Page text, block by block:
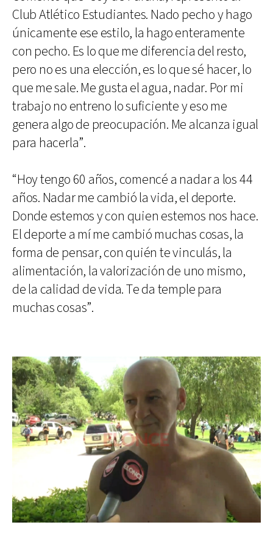
Club Atlético Estudiantes. Nado pecho y hago
únicamente ese estilo, la hago enteramente
con pecho. Es lo que me diferencia del resto,
pero no es una elección, es lo que sé hacer, lo
que me sale. Me gusta el agua, nadar. Por mi
trabajo no entreno lo suficiente y eso me
genera algo de preocupación. Me alcanza igual
para hacerla”.
“Hoy tengo 60 años, comencé a nadar a los 44
años. Nadar me cambió la vida, el deporte.
Donde estemos y con quien estemos nos hace.
El deporte a mí me cambió muchas cosas, la
forma de pensar, con quién te vinculás, la
alimentación, la valorización de uno mismo,
de la calidad de vida. Te da temple para
muchas cosas”.